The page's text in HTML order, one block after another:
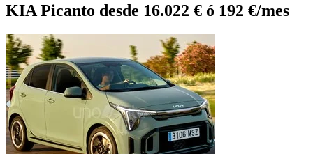
KIA Picanto desde 16.022 € ó 192 €/mes